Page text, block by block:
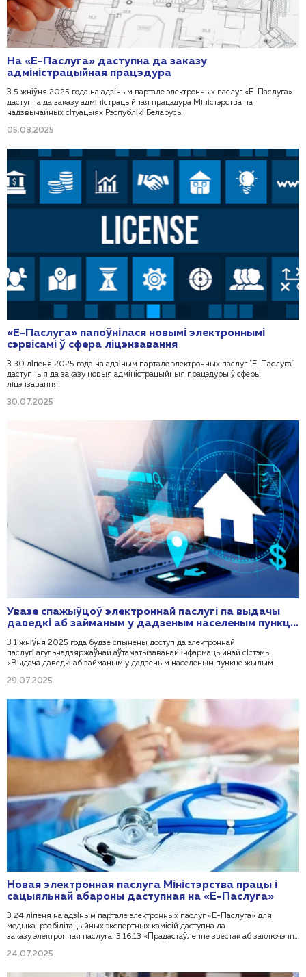
На «Е-Паслуга» даступна да заказу
адміністрацыйная працэдура
З 5 жніўня 2025 года на адзіным партале электронных паслуг «Е-Паслуга»
даступна да заказу адміністрацыйная працэдура Міністэрства па
надзвычайных сітуацыях Рэспублікі Беларусь:
05.08.2025
«Е-Паслуга» папоўнілася новымі электроннымі
сэрвісамі ў сфера ліцэнзавання
З 30 ліпеня 2025 года на адзіным партале электронных паслуг "Е-Паслуга"
даступныя да заказу новыя адміністрацыйныя працэдуры ў сферы
ліцэнзавання:
30.07.2025
Увазе спажыўцоў электроннай паслугі па выдачы
даведкі аб займаным у дадзеным населеным пункце
З 1 жніўня 2025 года будзе спынены доступ да электроннай
паслугі агульнадзяржаўнай аўтаматызаванай інфармацыйнай сістэмы
«Выдача даведкі аб займаным у дадзеным населеным пункце жылым
сувязі з вывадам яе з камерцыйнай эксплуатацыі.
29.07.2025
Новая электронная паслуга Міністэрства працы і
сацыяльнай абароны даступная на «Е-Паслуга»
З 24 ліпеня на адзіным партале электронных паслуг «Е-Паслуга» для
медыка-рэабілітацыйных экспертных камісій даступна да
заказу электронная паслуга: 3.16.13 «Прадастаўленне звестак аб заключэнні
24.07.2025